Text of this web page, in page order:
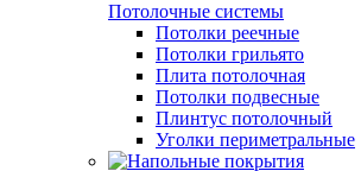
Потолочные системы
Потолки реечные
Потолки грильято
Плита потолочная
Потолки подвесные
Плинтус потолочный
Уголки периметральные